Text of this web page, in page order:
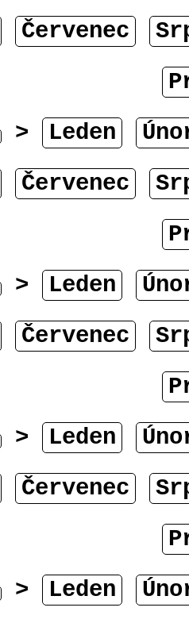
Červenec
> Leden
Červenec
> Leden
Červenec
> Leden
Červenec
> Leden